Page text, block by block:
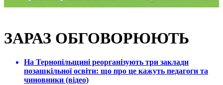
ЗАРАЗ ОБГОВОРЮЮТЬ
На Тернопільщині реорганізують три заклади
позашкільної освіти: що про це кажуть педагоги та
чиновники (відео)